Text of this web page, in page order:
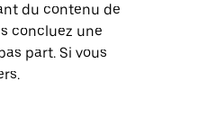
du contenu de
concluez une
part. Si vous